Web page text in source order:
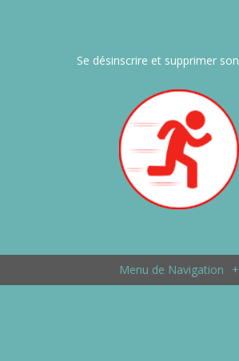
Se désinscrire et supprimer
Menu de Navigation +